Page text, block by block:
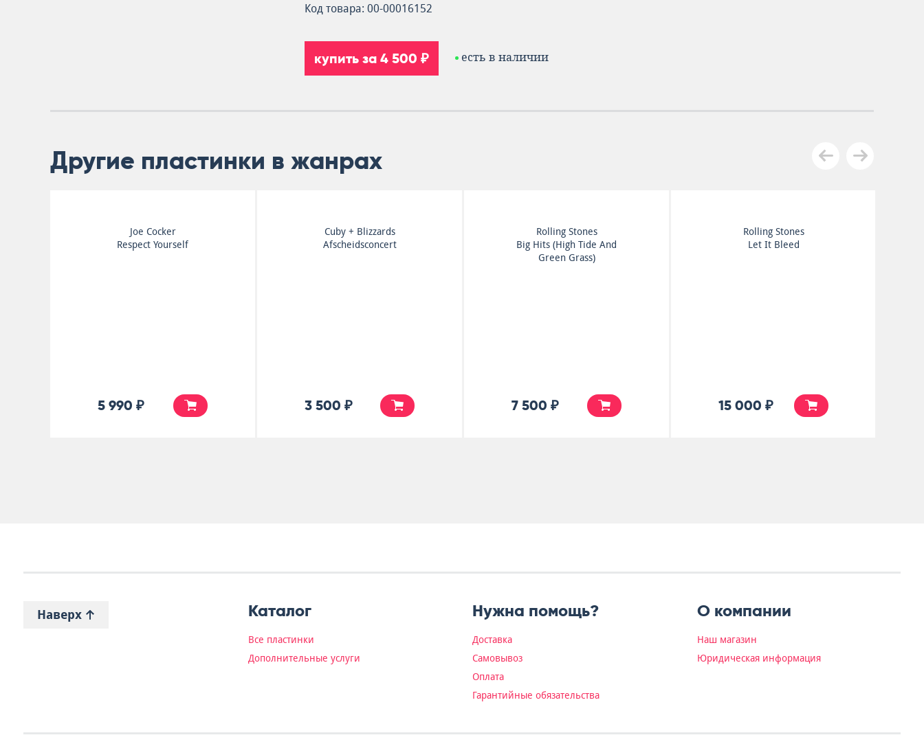
Код товара: 00-00016152
купить за 4 500 ₽ есть в наличии
Другие пластинки в жанрах
Joe Cocker
Respect Yourself
5 990 ₽
Cuby + Blizzards
Afscheidsconcert
3 500 ₽
Rolling Stones
Big Hits (High Tide And
Green Grass)
7 500 ₽
Rolling Stones
Let It Bleed
15 000 ₽
Наверх Каталог
Все пластинки
Дополнительные услуги
Нужна помощь?
Доставка
Самовывоз
Оплата
Гарантийные обязательства
О компании
Наш магазин
Юридическая информация